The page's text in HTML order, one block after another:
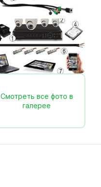
Смотреть все фото в
галерее